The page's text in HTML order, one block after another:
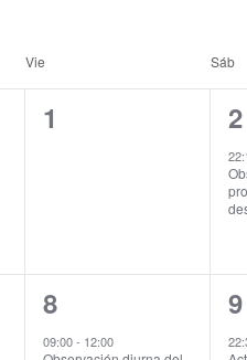
Vie Sáb
0
1
1
2
1
evento,
8
09:00- 12:00
1
9